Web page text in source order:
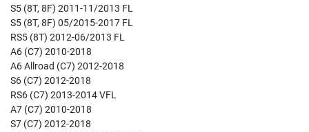
S5 (8T, 8F) 2011-11/2013 FL
S5 (8T, 8F) 05/2015-2017 FL
RS5 (8T) 2012-06/2013 FL
A6 (C7) 2010-2018
A6 Allroad (C7) 2012-2018
S6 (C7) 2012-2018
RS6 (C7) 2013-2014 VFL
A7 (C7) 2010-2018
S7 (C7) 2012-2018